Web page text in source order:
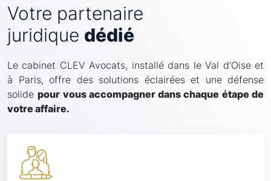
Votre partenaire
juridique dédié
Le cabinet CLEV Avocats, installé dans le Val d’Oise et
à Paris, offre des solutions éclairées et une défense
solidepour vous accompagner dans chaque étape de
votre affaire.